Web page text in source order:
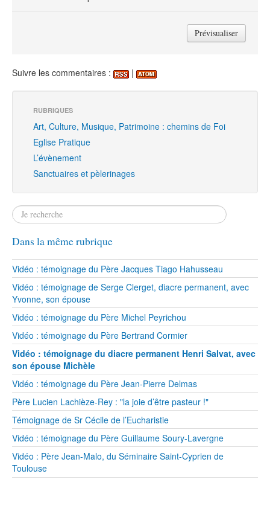
Suivre les commentaires : |
RUBRIQUES
Art, Culture, Musique, Patrimoine : chemins de Foi
Eglise Pratique
L’évènement
Sanctuaires et pèlerinages
Dans la même rubrique
Vidéo : témoignage du Père Jacques Tiago Hahusseau
Vidéo : témoignage de Serge Clerget, diacre permanent, avec
Yvonne, son épouse
Vidéo : témoignage du Père Michel Peyrichou
Vidéo : témoignage du Père Bertrand Cormier
Vidéo : témoignage du diacre permanent Henri Salvat, avec
son épouse Michèle
Vidéo : témoignage du Père Jean-Pierre Delmas
Père Lucien Lachièze-Rey : "la joie d’être pasteur !"
Témoignage de Sr Cécile de l’Eucharistie
Vidéo : témoignage du Père Guillaume Soury-Lavergne
Vidéo : Père Jean-Malo, du Séminaire Saint-Cyprien de
Toulouse